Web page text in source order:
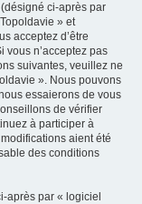
ci-après par
» et
acceptez d’être
vous n’acceptez pas
suivantes, veuillez ne
». Nous pouvons
essaierons de vous
de vérifier
à participer à
aient été
des conditions
après par « logiciel